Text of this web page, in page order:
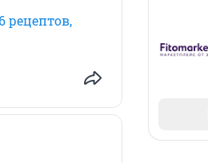
6 рецептов,